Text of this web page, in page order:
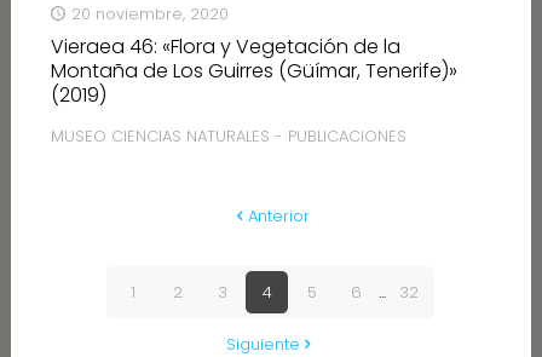
20 noviembre, 2020
Vieraea 46: «Flora y Vegetación de la
Montaña de Los Guirres (Güímar, Tenerife)»
(2019)
MUSEO CIENCIAS NATURALES - PUBLICACIONES
Anterior
1 2 3 4 5 6 ... 32
Siguiente